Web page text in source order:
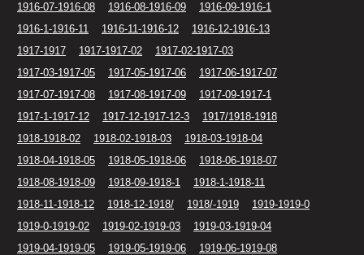
1916-07-1916-08
1916-08-1916-09
1916-09-1916-1
1916-1-1916-11
1916-11-1916-12
1916-12-1916-13
1917-1917
1917-1917-02
1917-02-1917-03
1917-03-1917-05
1917-05-1917-06
1917-06-1917-07
1917-07-1917-08
1917-08-1917-09
1917-09-1917-1
1917-1-1917-12
1917-12-1917-12-3
1917/1918-1918
1918-1918-02
1918-02-1918-03
1918-03-1918-04
1918-04-1918-05
1918-05-1918-06
1918-06-1918-07
1918-08-1918-09
1918-09-1918-1
1918-1-1918-11
1918-11-1918-12
1918-12-1918/ 1918/-1919
1919-1919-0
1919-0-1919-02
1919-02-1919-03
1919-03-1919-04
1919-04-1919-05
1919-05-1919-06
1919-06-1919-08